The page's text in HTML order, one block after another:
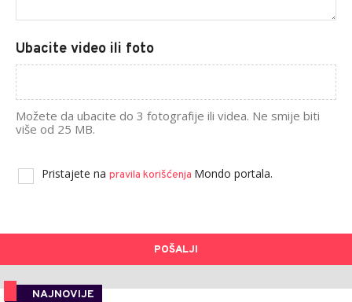
Ubacite video ili foto
Možete da ubacite do 3 fotografije ili videa. Ne smije biti
više od 25 MB.
Pristajete na pravila korišćenja Mondo portala.
POŠALJI
NAJNOVIJE